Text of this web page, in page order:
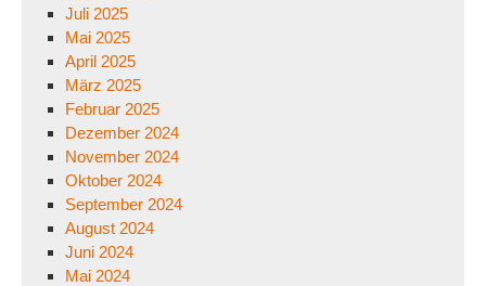
Juli 2025
Mai 2025
April 2025
März 2025
Februar 2025
Dezember 2024
November 2024
Oktober 2024
September 2024
August 2024
Juni 2024
Mai 2024